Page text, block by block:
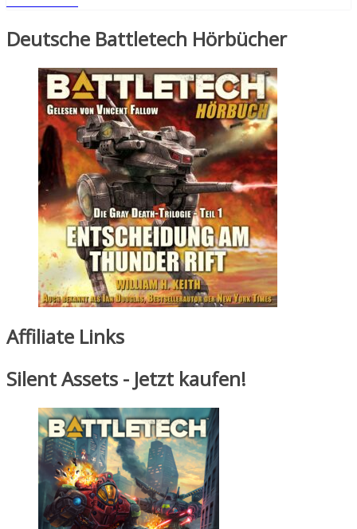
Deutsche Battletech Hörbücher
Affiliate Links
Silent Assets - Jetzt kaufen!